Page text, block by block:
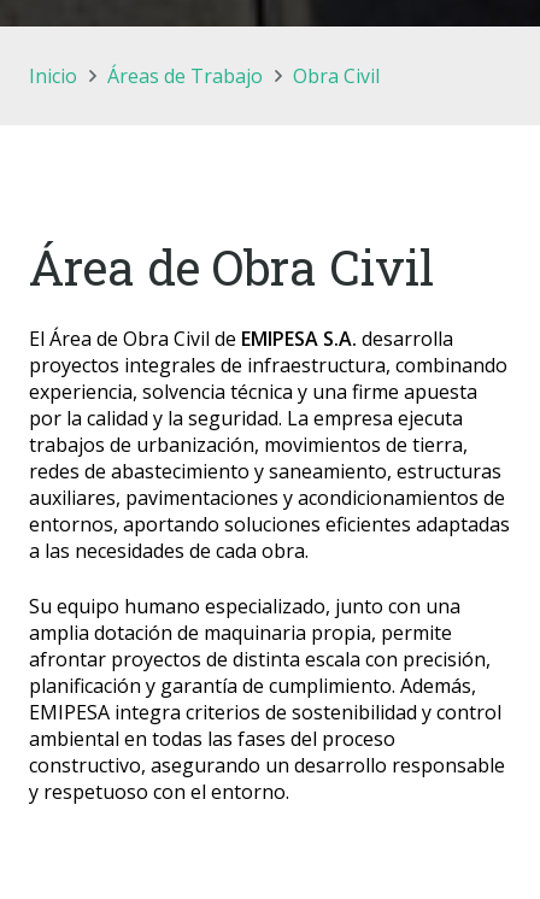
Inicio Áreas de Trabajo Obra Civil
Área de Obra Civil
El Área de Obra Civil de EMIPESA S.A. desarrolla
proyectos integrales de infraestructura, combinando
experiencia, solvencia técnica y una firme apuesta
por la calidad y la seguridad. La empresa ejecuta
trabajos de urbanización, movimientos de tierra,
redes de abastecimiento y saneamiento, estructuras
auxiliares, pavimentaciones y acondicionamientos de
entornos, aportando soluciones eficientes adaptadas
a las necesidades de cada obra.
Su equipo humano especializado, junto con una
amplia dotación de maquinaria propia, permite
afrontar proyectos de distinta escala con precisión,
planificación y garantía de cumplimiento. Además,
EMIPESA integra criterios de sostenibilidad y control
ambiental en todas las fases del proceso
constructivo, asegurando un desarrollo responsable
y respetuoso con el entorno.